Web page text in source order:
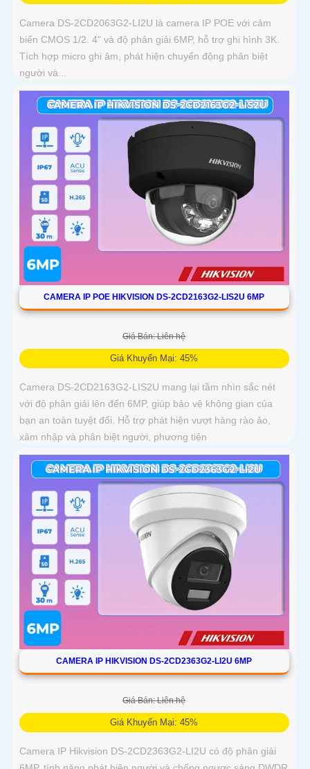
Camera DS-2CD2063G2-LI2U là camera IP POE với cảm
biến CMOS 1/2. 4" và độ phân giải 6MP, hỗ trợ ghi hình 3K.
Tích hợp micro ghi âm, phát hiện chuyển động phân biệt
người và...
CAMERA IP POE HIKVISION DS-2CD2163G2-LIS2U 6MP
Giá Bán: Liên hệ
Giá Khuyến Mại: 45%
Camera DS-2CD2163G2-LIS2U mang lại tầm nhìn sắc nét
với độ phân giải lên đến 6MP, giúp bảo vệ không gian của
bạn an toàn tuyệt đối. Hỗ trợ phát hiện vượt hàng rào ảo,
xâm nhập và phân biệt người, phương tiện
CAMERA IP HIKVISION DS-2CD2363G2-LI2U 6MP
Giá Bán: Liên hệ
Giá Khuyến Mại: 45%
Camera IP Hikvision DS-2CD2363G2-LI2U có độ phân giải